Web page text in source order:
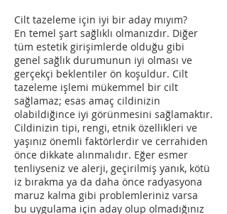
Cilt tazeleme için iyi bir aday mıyım?
En temel şart sağlıklı olmanızdır. Diğer
tüm estetik girişimlerde olduğu gibi
genel sağlık durumunun iyi olması ve
gerçekçi beklentiler ön koşuldur. Cilt
tazeleme işlemi mükemmel bir cilt
sağlamaz; esas amaç cildinizin
olabildiğince iyi görünmesini sağlamaktır.
Cildinizin tipi, rengi, etnik özellikleri ve
yaşınız önemli faktörlerdir ve cerrahiden
önce dikkate alınmalıdır. Eğer esmer
tenliyseniz ve alerji, geçirilmiş yanık, kötü
iz bırakma ya da daha önce radyasyona
maruz kalma gibi problemleriniz varsa
bu uygulama için aday olup olmadığınız